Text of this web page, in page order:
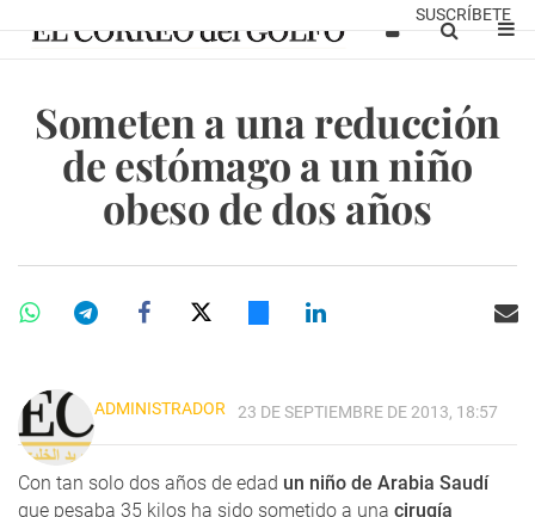
SUSCRÍBETE
Someten a una reducción
de estómago a un niño
obeso de dos años
ADMINISTRADOR 23 DE SEPTIEMBRE DE 2013, 18:57
Con tan solo dos años de edad un niño de Arabia Saudí
que pesaba 35 kilos ha sido sometido a una cirugía